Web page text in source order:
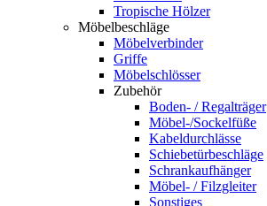
Tropische Hölzer
Möbelbeschläge
Möbelverbinder
Griffe
Möbelschlösser
Zubehör
Boden- / Regalträger
Möbel-/Sockelfüße
Kabeldurchlässe
Schiebetürbeschläge
Schrankaufhänger
Möbel- / Filzgleiter
Sonstiges